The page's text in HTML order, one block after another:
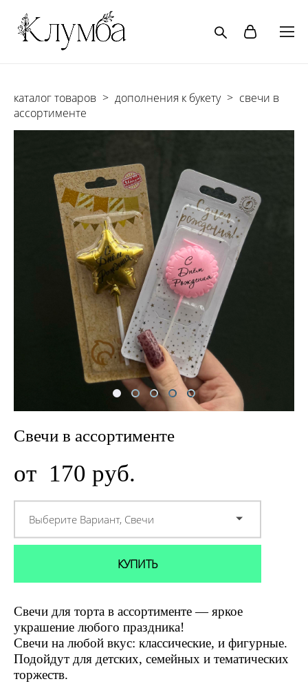
каталог товаров > дополнения к букету > свечи в
ассортименте
Свечи в ассортименте
от 170 pуб.
Выберите Вариант, Свечи
КУПИТЬ
Свечи для торта в ассортименте — яркое
украшение любого праздника!
Свечи на любой вкус: классические, и фигурные.
Подойдут для детских, семейных и тематических
торжеств.